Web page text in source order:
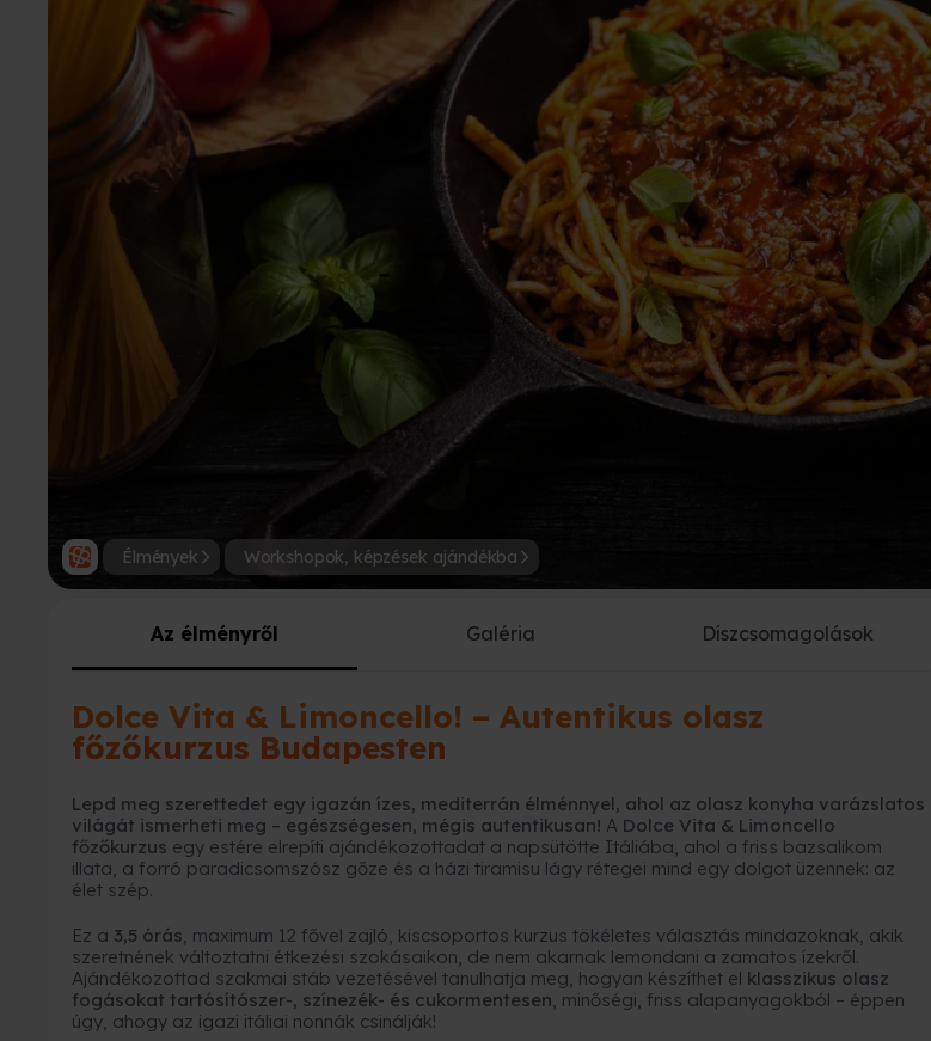
Élmények Workshopok, képzések ajándékba
Az élményről Galéria Díszcsomagolások
Dolce Vita & Limoncello! – Autentikus olasz
főzőkurzus Budapesten
Lepd meg szerettedet egy igazán ízes, mediterrán élménnyel, ahol az olasz konyha varázslatos
világát ismerheti meg – egészségesen, mégis autentikusan! A Dolce Vita & Limoncello
főzőkurzus egy estére elrepíti ajándékozottadat a napsütötte Itáliába, ahol a friss bazsalikom
illata, a forró paradicsomszósz gőze és a házi tiramisu lágy rétegei mind egy dolgot üzennek: az
élet szép.
Ez a 3,5 órás, maximum 12 fővel zajló, kiscsoportos kurzus tökéletes választás mindazoknak, akik
szeretnének változtatni étkezési szokásaikon, de nem akarnak lemondani a zamatos ízekről.
Ajándékozottad szakmai stáb vezetésével tanulhatja meg, hogyan készíthet el klasszikus olasz
fogásokat tartósítószer-, színezék- és cukormentesen, minőségi, friss alapanyagokból – éppen
úgy, ahogy az igazi itáliai nonnák csinálják!